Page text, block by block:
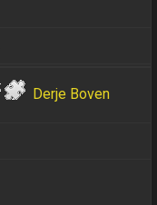
Derje Boven